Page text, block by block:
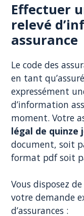
Effectuer
relevé
assurance
Le code des
en tant
expressément
d’information
moment. Votre
légal de quinze
document, soit
format pdf soit
Vous disposez
votre demande
d’assurances :